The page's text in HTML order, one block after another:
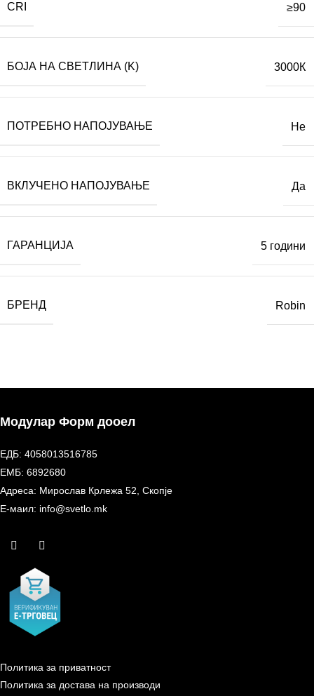
CRI ≥90
БОЈА НА СВЕТЛИНА (K) 3000К
ПОТРЕБНО НАПОЈУВАЊЕ Не
ВКЛУЧЕНО НАПОЈУВАЊЕ Да
ГАРАНЦИЈА 5 години
БРЕНД Robin
Модулар Форм дооел
ЕДБ: 4058013516785
ЕМБ: 6892680
Адреса: Мирослав Крлежа 52, Скопје
Е-маил: info@svetlo.mk
Политика за приватност
Политика за достава на производи